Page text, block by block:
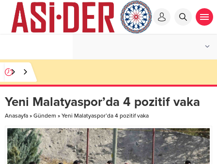
Yeni Malatyaspor’da 4 pozitif vaka
Anasayfa » Gündem » Yeni Malatyaspor’da 4 pozitif vaka